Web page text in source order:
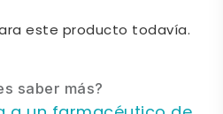
este producto todavía.
saber más?